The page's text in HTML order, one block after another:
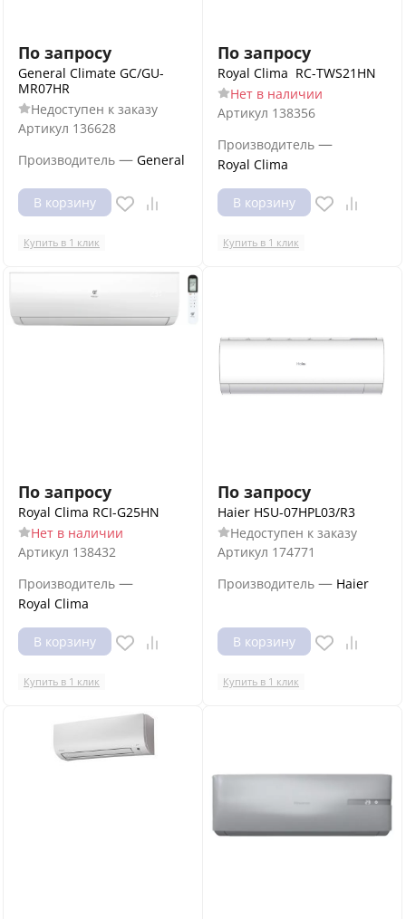
По запросу
General Climate GC/GU-
MR07HR
Недоступен к заказу
Артикул 136628
Производитель — General
В корзину
Купить в 1 клик
По запросу
Royal Clima RC-TWS21HN
Нет в наличии
Артикул 138356
Производитель —
Royal Clima
В корзину
Купить в 1 клик
По запросу
Royal Clima RCI-G25HN
Нет в наличии
Артикул 138432
Производитель —
Royal Clima
В корзину
Купить в 1 клик
По запросу
Haier HSU-07HPL03/R3
Недоступен к заказу
Артикул 174771
Производитель — Haier
В корзину
Купить в 1 клик